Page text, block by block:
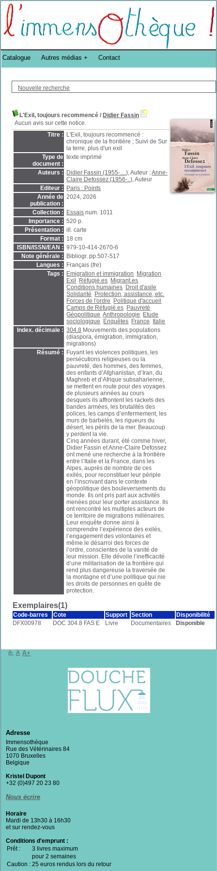
Bibliothèque DoucheFLUX Bibliotheek -->
Nouvelle recherche
L'Exil, toujours recommencé / Didier Fassin
Aucun avis sur cette notice.
Titre :
L'Exil, toujours recommencé :
chronique de la frontière ; Suivi de Sur
la terre, plus d'un exil
Type de
document :
texte imprimé
Auteurs : Didier Fassin (1955-....), Auteur ;Anne-
Claire Defossez (1956-..), Auteur
Editeur :
Paris : Points
Année de
publication :
2024, 2026
Collection : Essais num. 1011
Importance : 520 p.
Présentation : ill. carte
Format : 18 cm
ISBN/ISSN/EAN : 979-10-414-2670-6
Note générale :
Bibliogr. pp.507-517
Langues :
Français (fre)
Tags :
Emigration et immigration
Migration
Exil
Réfugié.es Migrant.es
Conditions humaines Droit d'asile
Solidarité
Protection, assistance, etc.
Forces de l'ordre
Politique d'accueil
Camps de Réfugié.es Pauvreté
Géopolitique Anthropologie
Etude
sociologique
Enquêtes France
Italie
Index. décimale : 304.8 Mouvements des populations
(diaspora, émigration, immigration,
migrations)
Résumé :
Fuyant les violences politiques, les
persécutions religieuses ou la
pauvreté, des hommes, des femmes,
des enfants d’Afghanistan, d’Iran, du
Maghreb et d’Afrique subsaharienne,
se mettent en route pour des voyages
de plusieurs années au cours
desquels ils affrontent les rackets des
bandes armées, les brutalités des
polices, les camps d’enfermement, les
murs de barbelés, les rigueurs du
désert, les périls de la mer. Beaucoup
y perdent la vie.
Cinq années durant, été comme hiver,
Didier Fassin et Anne-Claire Defossez
ont mené une recherche à la frontière
entre l’Italie et la France, dans les
Alpes, auprès de nombre de ces
exilés, pour reconstituer leur périple
en l’inscrivant dans le contexte
géopolitique des bouleversements du
monde. Ils ont pris part aux activités
menées pour leur porter assistance. Ils
ont rencontré les multiples acteurs de
ce territoire de migrations millénaires.
Leur enquête donne ainsi à
comprendre l’expérience des exilés,
l’engagement des volontaires et
même le désarroi des forces de
l’ordre, conscientes de la vanité de
leur mission. Elle dévoile l’inefficacité
d’une militarisation de la frontière qui
rend plus dangereuse la traversée de
la montagne et d’une politique qui nie
les droits de personnes en quête de
protection.
Exemplaires(1)
Code-barres Cote Support Section
Disponibilité
DFX00978
DOC 304.8 FAS E Livre Documentaires Disponible
Catalogue Autres médias Contact
A- A A+
Adresse
Immensothèque
Rue des Vétérinaires 84
1070 Bruxelles
Belgique
Kristel Dupont
+32 (0)497 20 23 80
Nous écrire
Horaire
Mardi de 13h30 à 16h30
et sur rendez-vous
Conditions d'emprunt :
Prêt :
3 livres maximum
pour 2 semaines
Caution : 25 euros rendus lors du retour